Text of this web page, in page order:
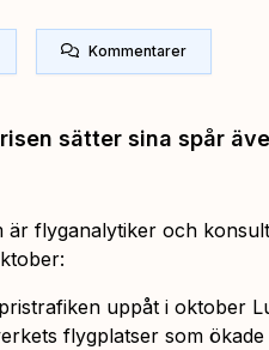
Kommentarer
sätter sina spår
är flyganalytiker och
uppåt i oktober
flygplatser som